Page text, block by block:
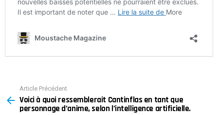
more
Article Précédent
Voici à quoi ressemblerait Cantinflas en tant que
personnage d’anime, selon l’intelligence artificielle.